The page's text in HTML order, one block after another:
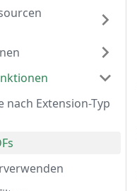
nach Extension-Typ